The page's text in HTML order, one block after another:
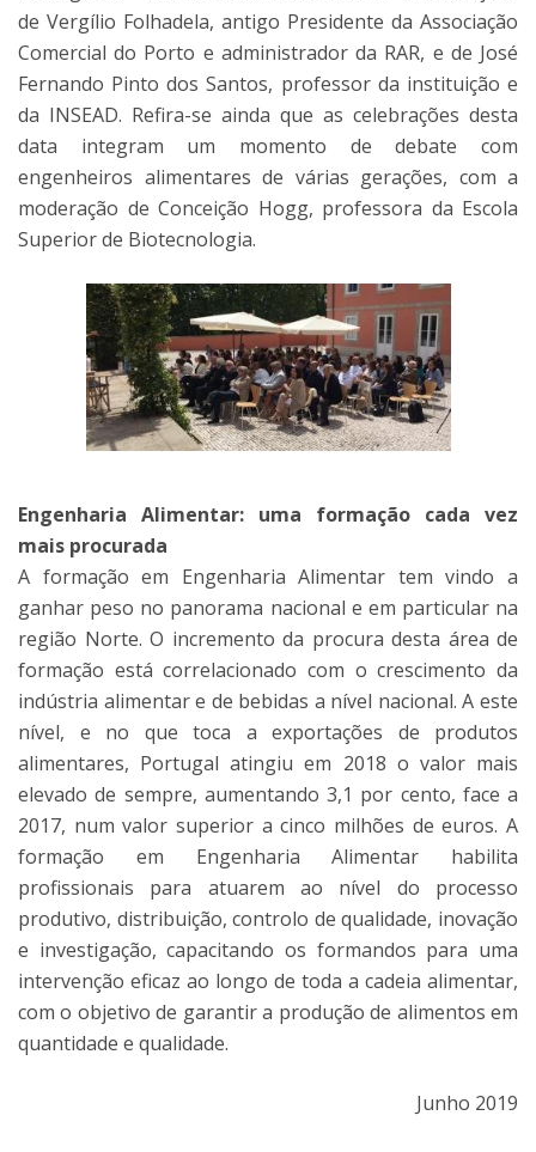
de Vergílio Folhadela, antigo Presidente da Associação
Comercial do Porto e administrador da RAR, e de José
Fernando Pinto dos Santos, professor da instituição e
da INSEAD. Refira-se ainda que as celebrações desta
data integram um momento de debate com
engenheiros alimentares de várias gerações, com a
moderação de Conceição Hogg, professora da Escola
Superior de Biotecnologia.
Engenharia Alimentar: uma formação cada vez
mais procurada
A formação em Engenharia Alimentar tem vindo a
ganhar peso no panorama nacional e em particular na
região Norte. O incremento da procura desta área de
formação está correlacionado com o crescimento da
indústria alimentar e de bebidas a nível nacional. A este
nível, e no que toca a exportações de produtos
alimentares, Portugal atingiu em 2018 o valor mais
elevado de sempre, aumentando 3,1 por cento, face a
2017, num valor superior a cinco milhões de euros. A
formação em Engenharia Alimentar habilita
profissionais para atuarem ao nível do processo
produtivo, distribuição, controlo de qualidade, inovação
e investigação, capacitando os formandos para uma
intervenção eficaz ao longo de toda a cadeia alimentar,
com o objetivo de garantir a produção de alimentos em
quantidade e qualidade.
Junho 2019